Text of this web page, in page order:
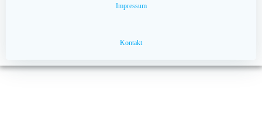
Impressum
Kontakt